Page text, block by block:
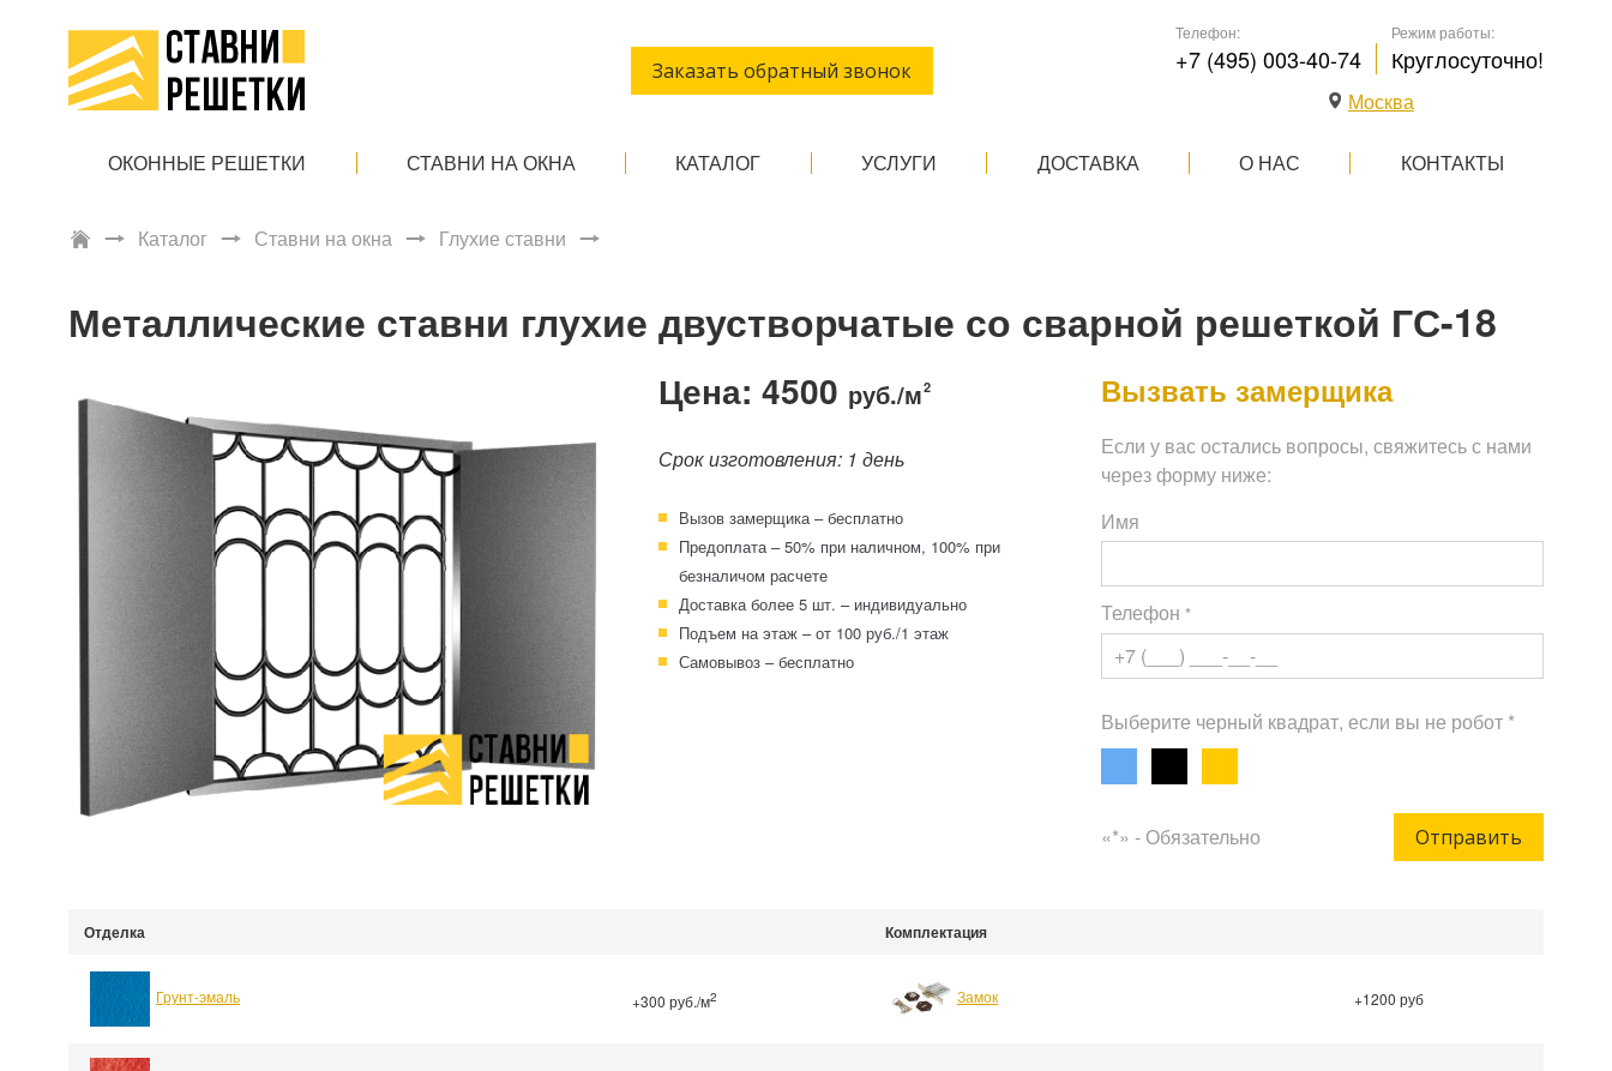
Заказать обратный звонок
Телефон:
+7 (495) 003-40-74
Режим работы:
Круглосуточно!
Москва
ОКОННЫЕ РЕШЕТКИ СТАВНИ НА ОКНА КАТАЛОГ УСЛУГИ ДОСТАВКА О НАС КОНТАКТЫ
Каталог Ставни на окна Глухие ставни
Металлические ставни глухие двустворчатые со сварной решеткой ГС-18
Цена: 4500 руб./м2
Срок изготовления: 1 день
Вызов замерщика – бесплатно
Предоплата – 50% при наличном, 100% при
безналичом расчете
Доставка более 5 шт. – индивидуально
Подъем на этаж – от 100 руб./1 этаж
Самовывоз – бесплатно
Вызвать замерщика
Если у вас остались вопросы, свяжитесь с нами
через форму ниже:
Имя
Телефон *
Выберите черный квадрат, если вы не робот *
«*» - Обязательно Отправить
Отделка Комплектация
Грунт-эмаль +300 руб./м2 Замок +1200 руб